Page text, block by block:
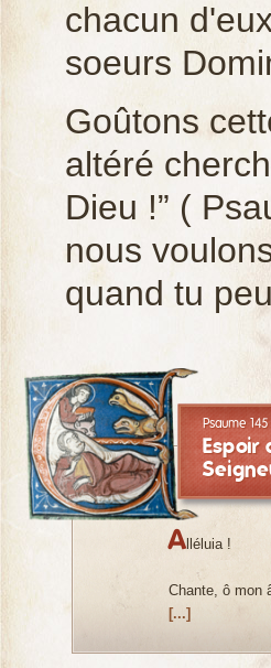
chacun
soeurs
Goûtons
altéré
Dieu !” (
nous
quand tu
Psaume 145
Espoir
Alléluia !
Chante, ô mon
[...]